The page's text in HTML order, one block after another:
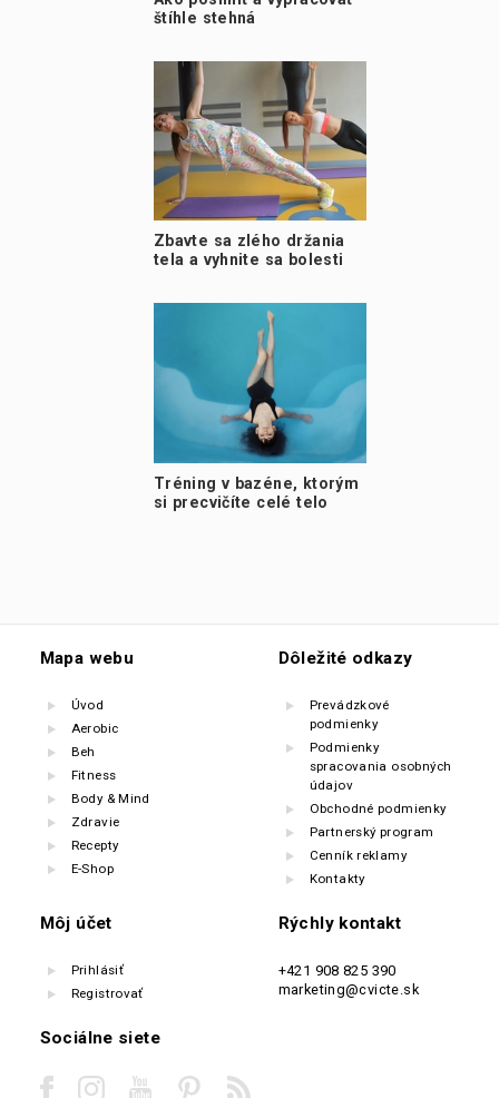
štíhle stehná
Zbavte sa zlého držania
tela a vyhnite sa bolesti
Tréning v bazéne, ktorým
si precvičíte celé telo
Mapa webu
Úvod
Aerobic
Beh
Fitness
Body & Mind
Zdravie
Recepty
E-Shop
Dôležité odkazy
Prevádzkové
podmienky
Podmienky
spracovania osobných
údajov
Obchodné podmienky
Partnerský program
Cenník reklamy
Kontakty
Môj účet
Prihlásiť
Registrovať
Rýchly kontakt
+421 908 825 390
marketing@cvicte.sk
Sociálne siete